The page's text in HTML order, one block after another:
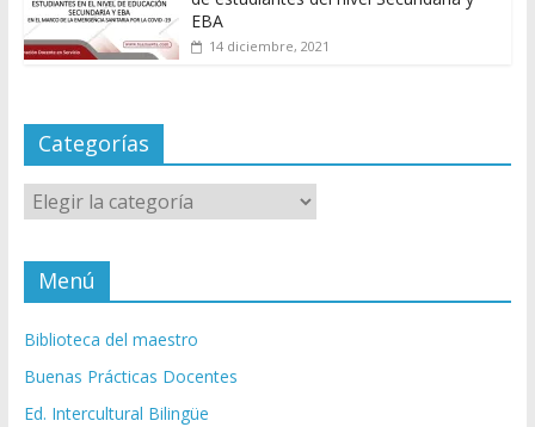
EBA
14 diciembre, 2021
Categorías
Categorías
Menú
Biblioteca del maestro
Buenas Prácticas Docentes
Ed. Intercultural Bilingüe